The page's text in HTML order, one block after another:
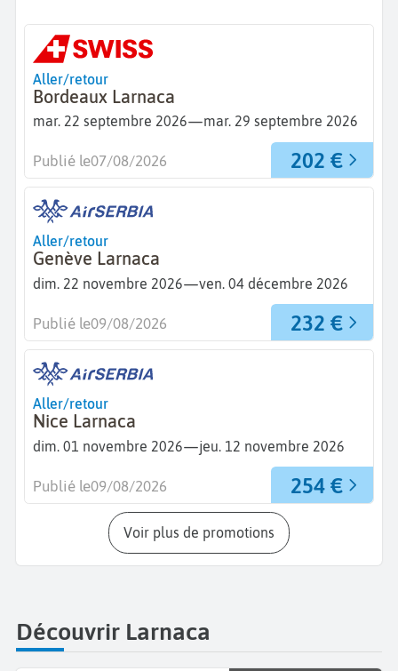
Aller/retour
Bordeaux Larnaca
mar. 22 septembre 2026—mar. 29 septembre 2026
202 €
Publié le07/08/2026
Aller/retour
Genève Larnaca
dim. 22 novembre 2026—ven. 04 décembre 2026
232 €
Publié le09/08/2026
Aller/retour
Nice Larnaca
dim. 01 novembre 2026—jeu. 12 novembre 2026
254 €
Publié le09/08/2026
Voir plus de promotions
Découvrir Larnaca